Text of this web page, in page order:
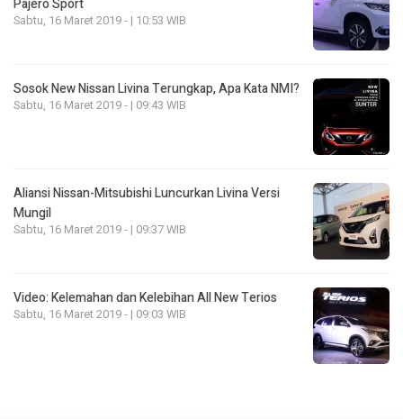
Pajero Sport
Sabtu, 16 Maret 2019 - | 10:53 WIB
Sosok New Nissan Livina Terungkap, Apa Kata NMI?
Sabtu, 16 Maret 2019 - | 09:43 WIB
Aliansi Nissan-Mitsubishi Luncurkan Livina Versi
Mungil
Sabtu, 16 Maret 2019 - | 09:37 WIB
Video: Kelemahan dan Kelebihan All New Terios
Sabtu, 16 Maret 2019 - | 09:03 WIB